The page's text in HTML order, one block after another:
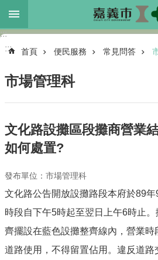
跳到主要內容區塊
進
階
本
處
介
各
科
業
務
新
:::
:::
首頁 便民服務 常見問答
市場管理科
文化路設攤區段攤商營業
如何處置?
發布單位：市場管理科
文化路公告開放設攤路段本府於89
時段自下午5時起至翌日上午6時止
齊擺設在藍色設攤整齊線內，營業
道路使用，不得留置佔用。違反道